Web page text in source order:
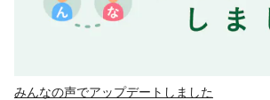
みんなの声でアップデートしました